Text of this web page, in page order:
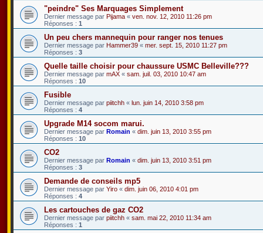
"peindre" Ses Marquages Simplement
Dernier message par Pijama « ven. nov. 12, 2010 11:26 pm
Réponses : 1
Un peu chers mannequin pour ranger nos tenues
Dernier message par Hammer39 « mer. sept. 15, 2010 11:27 pm
Réponses : 3
Quelle taille choisir pour chaussure USMC Belleville???
Dernier message par mAX « sam. juil. 03, 2010 10:47 am
Réponses : 10
Fusible
Dernier message par piitchh « lun. juin 14, 2010 3:58 pm
Réponses : 4
Upgrade M14 socom marui.
Dernier message par Romain « dim. juin 13, 2010 3:55 pm
Réponses : 10
CO2
Dernier message par Romain « dim. juin 13, 2010 3:51 pm
Réponses : 3
Demande de conseils mp5
Dernier message par Yiro « dim. juin 06, 2010 4:01 pm
Réponses : 4
Les cartouches de gaz CO2
Dernier message par piitchh « sam. mai 22, 2010 11:34 am
Réponses : 1